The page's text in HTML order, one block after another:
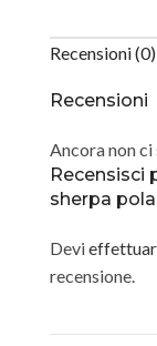
Recensioni (0)
Recensioni
Ancora non ci
Recensisci
sherpa
Devi
recensione.